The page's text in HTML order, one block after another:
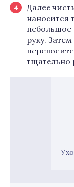
Далее
наносится
небольшое
руку.
тщательно